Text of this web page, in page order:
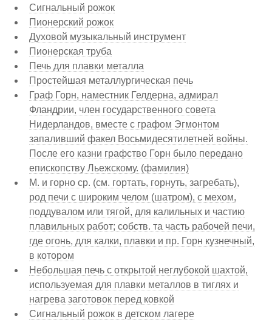
Сигнальный рожок
Пионерский рожок
Духовой музыкальный инструмент
Пионерская труба
Печь для плавки металла
Простейшая металлургическая печь
Граф Горн, наместник Гелдерна, адмирал
Фландрии, член государственного совета
Нидерландов, вместе с графом Эгмонтом
запаливший факел Восьмидесятилетней войны.
После его казни графство Горн было передано
епископству Льежскому. (фамилия)
М. и горно ср. (см. гортать, горнуть, загребать),
род печи с широким челом (шатром), с мехом,
поддувалом или тягой, для калильных и частию
плавильных работ; собств. та часть рабочей печи,
где огонь, для калки, плавки и пр. Горн кузнечный,
в котором
Небольшая печь с открытой неглубокой шахтой,
используемая для плавки металлов в тиглях и
нагрева заготовок перед ковкой
Сигнальный рожок в детском лагере